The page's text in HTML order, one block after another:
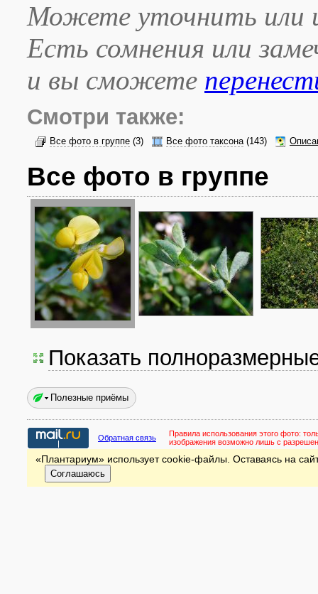
Можете уточнить или
Есть сомнения или
и вы сможете
Смотри также:
Все фото в группе (3) Все фото таксона(143)
Все фото в группе
Показать
Полезные приёмы
Обратная связь Правила использования этого фото:
изображения возможно лишь с
«Плантариум» использует cookie-файлы. Оставаясь на
Соглашаюсь